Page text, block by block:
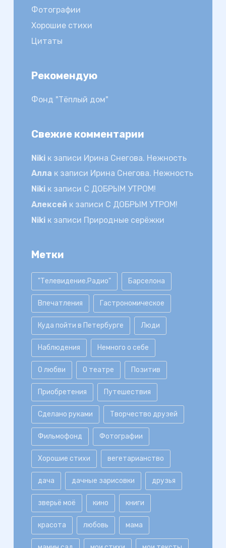
Фотографии
Хорошие стихи
Цитаты
Рекомендую
Фонд "Тёплый дом"
Свежие комментарии
Nikiк записи Ирина Снегова. Нежность
Алла к записи Ирина Снегова. Нежность
Nikiк записи С ДОБРЫМ УТРОМ!
Алексей к записи С ДОБРЫМ УТРОМ!
Nikiк записи Природные серёжки
Метки
"Телевидение.Радио" Барселона
Впечатления Гастрономическое
Куда пойти в Петербурге Люди
Наблюдения Немного о себе
О любви О театре Позитив
Приобретения Путешествия
Сделано руками Творчество друзей
Фильмофонд Фотографии
Хорошие стихи вегетарианство
дача дачные зарисовки друзья
зверьё моё кино книги
красота любовь мама